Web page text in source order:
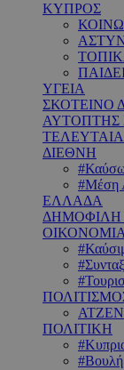
ΚΥΠΡΟΣ
ΥΓΕΙΑ
ΣΚΟΤΕΙΝΟ
ΑΥΤΟΠΤΗΣ
ΔΙΕΘΝΗ
#Μέση
ΕΛΛΑΔΑ
ΔΗΜΟΦΙΛΗ
ΟΙΚΟΝΟΜΙΑ
ΠΟΛΙΤΙΚΗ
#Βουλή